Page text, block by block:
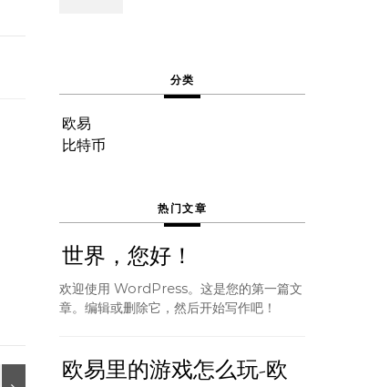
分类
欧易
比特币
热门文章
世界，您好！
欢迎使用 WordPress。这是您的第一篇文
章。编辑或删除它，然后开始写作吧！
欧易里的游戏怎么玩-欧